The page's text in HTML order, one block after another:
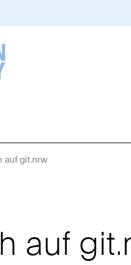
auf git.nrw
auf